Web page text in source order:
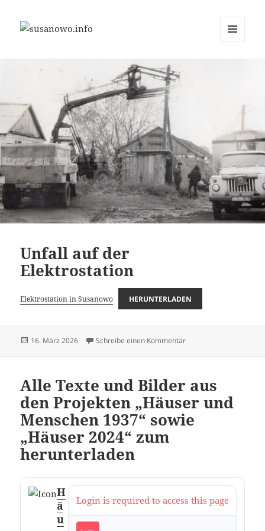
Unfall auf der
Elektrostation
Elektrostation in Susanowo HERUNTERLADEN
Veröffentlicht
16. März 2026 Schreibe einen Kommentarzu Unfall auf der
Alle Texte und Bilder aus
den Projekten „Häuser und
Menschen 1937“ sowie
„Häuser 2024“ zum
herunterladen
H
ä
u
Login is required to access this page